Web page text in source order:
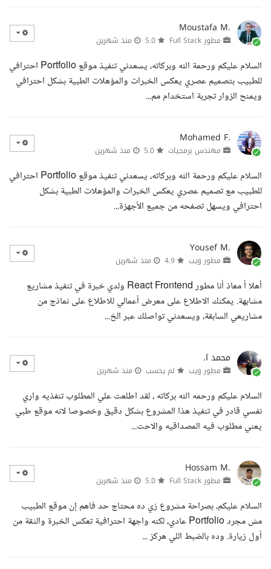
Moustafa M.
مطور Full Stack منذ شهرين
السلام عليكم ورحمة الله وبركاته، يسعدني تنفيذ موقع Portfolio احترافي
للطبيب بتصميم عصري يعكس الخبرات والمؤهلات الطبية بشكل احترافي
ويمنح الزوار تجربة استخدام مم...
Mohamed F.
مهندس برمجيات منذ شهرين
السلام عليكم ورحمة الله وبركاته، يسعدني تنفيذ موقع Portfolio احترافي
للطبيب مع تصميم عصري يعكس الخبرات والمؤهلات الطبية بشكل
احترافي ويسهل تصفحه من جميع الأجهزة...
Yousef M.
مطور ويب منذ شهرين
أهلا أ معاذ أنا مطور React Frontend ولدي خبرة في تنفيذ مشاريع
مشابهة. يمكنك الاطلاع على معرض أعمالي للاطلاع على نماذج من
مشاريعي السابقة، ويسعدني تواصلك عبر الخ...
محمد ا.
مطور ويب لم يحسب منذ شهرين
السلام عليكم ورحمه الله بركاته ، لقد اطلعت علي المطلوب تنفذيه واري
نفسي قادر في تنفيذ هذا المشروع بشكل دقيق وخصوصا لانه موقع طبي
يعني مطلوب فيه المصداقيه والاحت...
Hossam M.
مطور Full Stack منذ شهرين
السلام عليكم، بصراحة مشروع زي ده محتاج حد فاهم إن موقع الطبيب
مش مجرد Portfolio عادي، لكنه واجهة احترافية تعكس الخبرة والثقة من
أول زيارة. وده بالضبط اللي هركز ...